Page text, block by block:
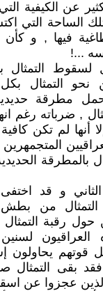
عن الكيفية
الساحة التي
فيها , و
...!
لسقوط
نحو التمثال
مطرقة
, ضرباته رغم
أنها لم تكن
بالمطرقة
و قد
التمثال من
رقبة
قوتهم يحاولون
بقى التمثال
عجزوا عن